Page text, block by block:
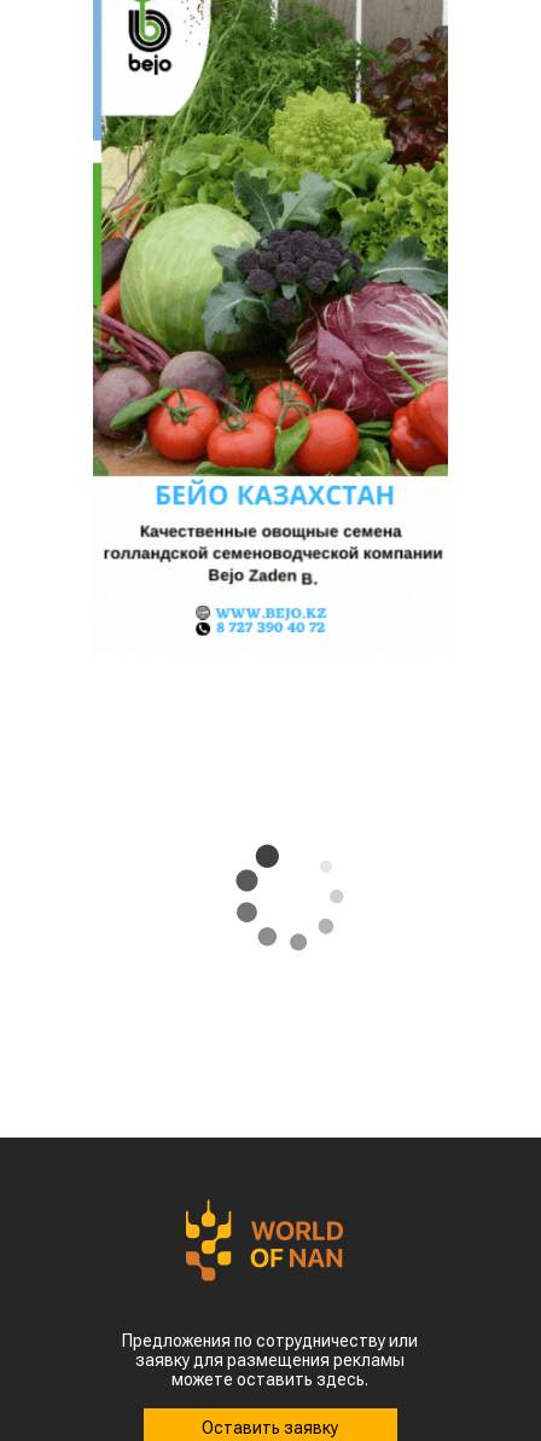
Предложения по сотрудничеству или
заявку для размещения рекламы
можете оставить здесь.
Оставить заявку